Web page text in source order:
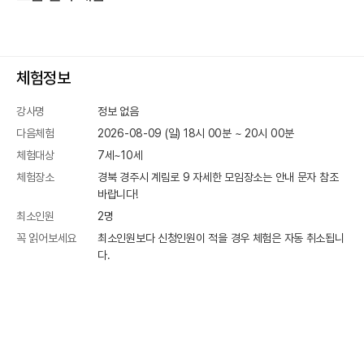
체험정보
강사명
정보 없음
다음체험
2026-08-09 (일) 18시 00분~ 20시 00분
체험대상
7세~10세
체험장소
경북 경주시 계림로 9 자세한 모임장소는 안내 문자 참조
바랍니다!
최소인원
2명
꼭 읽어보세요
최소인원보다 신청인원이 적을 경우 체험은 자동 취소됩니
다.